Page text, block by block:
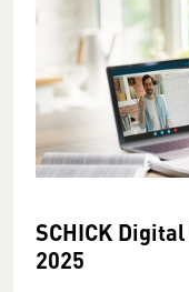
SCHICK
2025